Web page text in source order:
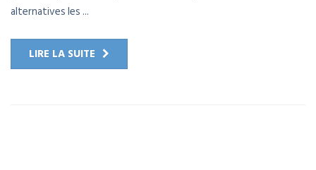
alternatives les ...
LIRE LA SUITE